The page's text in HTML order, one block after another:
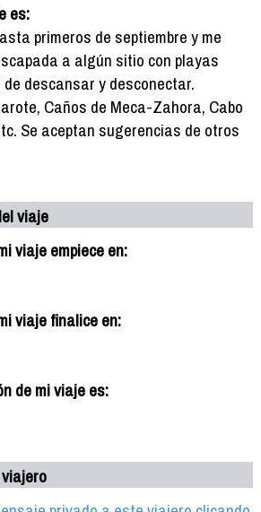
es:
primeros de septiembre y me
a algún sitio con playas
descansar y desconectar.
Caños de Meca-Zahora, Cabo
Se aceptan sugerencias de otros
viaje
viaje empiece en:
viaje finalice en:
de mi viaje es: